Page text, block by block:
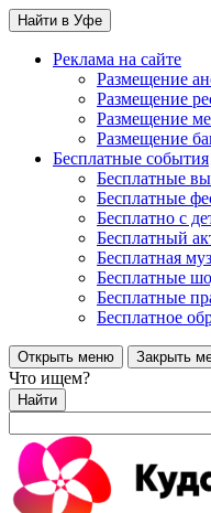
Найти в Уфе
Реклама на сайте
Размещение
Размещение
Размещение
Размещение
Бесплатные события
Бесплатные
Бесплатные
Бесплатно с
Бесплатный
Бесплатная
Бесплатные
Бесплатные
Бесплатное
Открыть меню Закрыть
Что ищем?
Найти